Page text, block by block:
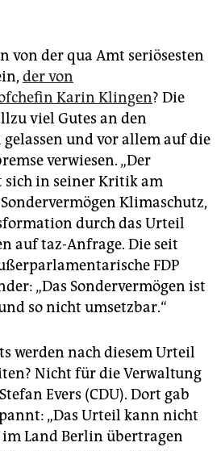
von der qua Amt seriösesten
der von
Karin Klingen? Die
viel Gutes an den
und vor allem auf die
verwiesen. „Der
sich in seiner Kritik am
Klimaschutz,
durch das Urteil
auf taz-Anfrage. Die seit
FDP
„Das Sondervermögen ist
so nicht umsetzbar.“
werden nach diesem Urteil
Nicht für die Verwaltung
Evers (CDU). Dort gab
„Das Urteil kann nicht
im Land Berlin übertragen